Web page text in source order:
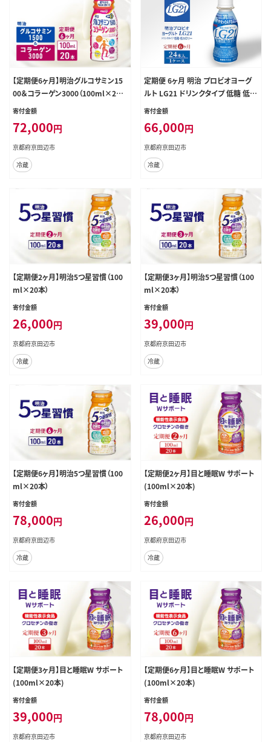
【定期便6ヶ月】明治グルコサミン15
00＆コラーゲン3000（100ml×20
本）
寄付金額
72,000円
京都府京田辺市
冷蔵
定期便 6ヶ月 明治 プロビオヨーグ
ルト LG21 ドリンクタイプ 低糖 低カ
ロリー 24本 ヨーグルトドリンク 飲
菌 乳酸菌飲料 乳酸菌ドリンク 6回
半年 お楽しみ 京都 京都府 京田辺
市
寄付金額
66,000円
京都府京田辺市
冷蔵
【定期便2ヶ月】明治5つ星習慣（100
ml×20本）
寄付金額
26,000円
京都府京田辺市
冷蔵
【定期便3ヶ月】明治5つ星習慣（100
ml×20本）
寄付金額
39,000円
京都府京田辺市
冷蔵
【定期便6ヶ月】明治5つ星習慣（100
ml×20本）
寄付金額
78,000円
京都府京田辺市
冷蔵
【定期便2ヶ月】目と睡眠W サポート
(100ml×20本)
寄付金額
26,000円
京都府京田辺市
冷蔵
【定期便3ヶ月】目と睡眠W サポート
(100ml×20本)
寄付金額
39,000円
京都府京田辺市
【定期便6ヶ月】目と睡眠W サポート
(100ml×20本)
寄付金額
78,000円
京都府京田辺市